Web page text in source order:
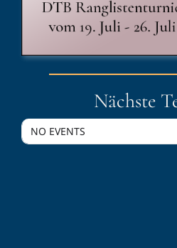
Kategorien:Sport
Nächste
NO EVENTS